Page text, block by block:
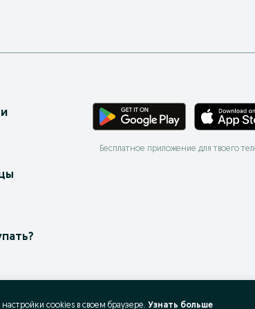
Бесплатное приложение для твоего
cookies в своeм браузере. Узнать больше